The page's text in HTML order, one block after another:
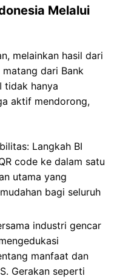
Melalui
melainkan hasil dari
dari Bank
tidak hanya
aktif mendorong,
Langkah BI
code ke dalam satu
utama yang
bagi seluruh
industri gencar
manfaat dan
Gerakan seperti